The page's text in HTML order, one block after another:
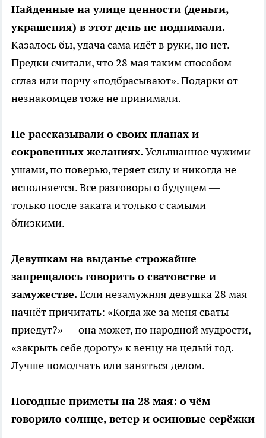
Найденные на улице ценности (деньги,
украшения) в этот день не поднимали.
Казалось бы, удача сама идёт в руки, но нет.
Предки считали, что 28 мая таким способом
сглаз или порчу «подбрасывают». Подарки от
незнакомцев тоже не принимали.
Не рассказывали о своих планах и
сокровенных желаниях.Услышанное чужими
ушами, по поверью, теряет силу и никогда не
исполняется. Все разговоры о будущем —
только после заката и только с самыми
близкими.
Девушкам на выданье строжайше
запрещалось говорить о сватовстве и
замужестве.Если незамужняя девушка 28 мая
начнёт причитать: «Когда же за меня сваты
приедут?» — она может, по народной мудрости,
«закрыть себе дорогу» к венцу на целый год.
Лучше помолчать или заняться делом.
Погодные приметы на 28 мая: о чём
говорило солнце, ветер и осиновые серёжки